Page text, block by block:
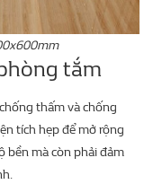
tắm
thấm và chống
tích hẹp để mở rộng
bền mà còn phải đảm